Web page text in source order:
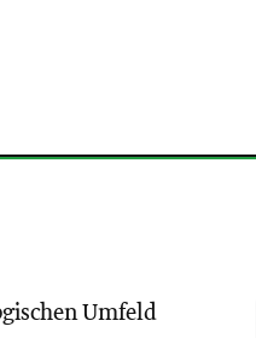
Umfeld